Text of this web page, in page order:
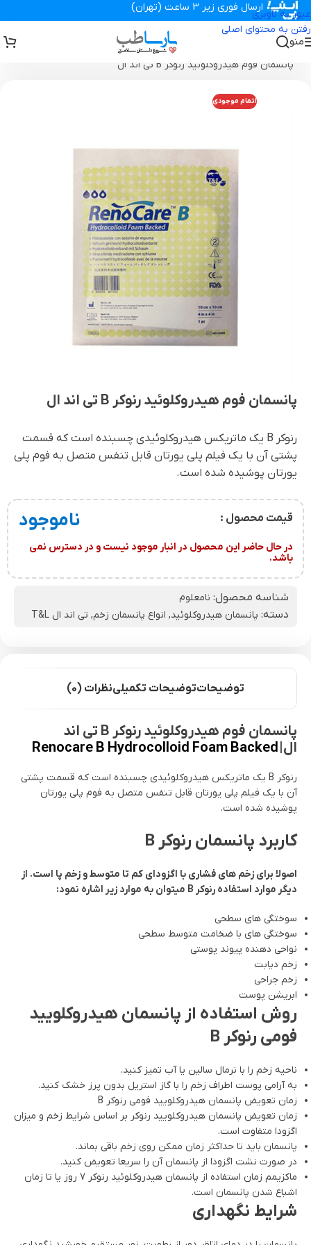
عبور به ناوبری
رفتن به محتوای اصلی
ارسال فوری زیر 3 ساعت (تهران)
منو
تجهیزات پزشکی پارساطب انواع پانسمان زخم پانسمان هیدروکلوئید >
پانسمان فوم هیدروکلوئید رنوکر B تی اند ال
اتمام موجودی
پانسمان فوم هیدروکلوئید رنوکر B تی اند ال
رنوکر B یک ماتریکس هیدروکلوئیدی چسبنده است که قسمت
پشتی آن با یک فیلم پلی یورتان قابل تنفس متصل به فوم پلی
یورتان پوشیده شده است.
قیمت محصول : ناموجود
در حال حاضر این محصول در انبار موجود نیست و در دسترس نمی
باشد.
شناسه محصول: نامعلوم
دسته: پانسمان هیدروکلوئید, انواع پانسمان زخم, تی اند ال T&L
توضیحاتتوضیحات تکمیلینظرات (0)
پانسمان فوم هیدروکلوئید رنوکر B تی اند
ال| Renocare B Hydrocolloid Foam Backed
رنوکر B یک ماتریکس هیدروکلوئیدی چسبنده است که قسمت پشتی
آن با یک فیلم پلی یورتان قابل تنفس متصل به فوم پلی یورتان
پوشیده شده است.
کاربرد پانسمان رنوکر B
اصولا برای زخم های فشاری با اگزودای کم تا متوسط و زخم پا است. از
دیگر موارد استفاده رنوکر B میتوان به موارد زیر اشاره نمود:
سوختگی های سطحی
سوختگی های با ضخامت متوسط سطحی
نواحی دهنده پیوند پوستی
زخم دیابت
زخم جراحی
ابریشن پوست
روش استفاده از پانسمان هیدروکلویید
فومی رنوکر B
ناحیه زخم را با نرمال سالین یا آب تمیز کنید.
به آرامی پوست اطراف زخم را با گاز استریل بدون پرز خشک کنید.
زمان تعویض پانسمان هیدروکلویید فومی رنوکر B
زمان تعویض پانسمان هیدروکلویید رنوکر بر اساس شرایط زخم و میزان
اگزودا متفاوت است.
پانسمان باید تا حداکثر زمان ممکن روی زخم باقی بماند.
در صورت نشت اگزودا از پانسمان آن را سریعا تعویض کنید.
ماکزیمم زمان استفاده از پانسمان هیدروکلوئید رنوکر 7 روز یا تا زمان
اشباع شدن پانسمان است.
شرایط نگهداری